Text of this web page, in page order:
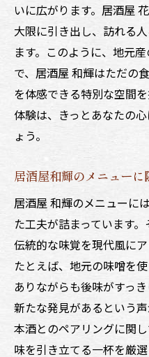
いに広がります。居酒屋
大限に引き出し、訪れる
ます。このように、地元
で、居酒屋 和輝はただの
を体感できる特別な空間
体験は、きっとあなたの
ょう。
居酒屋和輝のメニューに
居酒屋 和輝のメニューに
た工夫が詰まっています
伝統的な味覚を現代風に
たとえば、地元の味噌を
ありながらも後味がすっ
新たな発見があるという
本酒とのペアリングに関
味を引き立てる一杯を厳